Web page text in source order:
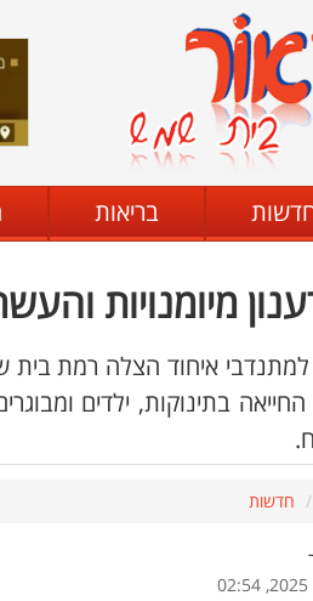
בריאות
מיומנויות
איחוד הצלה רמת בית
בתינוקות, ילדים
חדשות